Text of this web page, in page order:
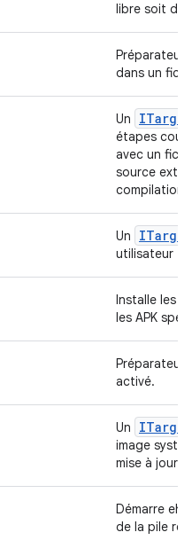
libre soit
Préparateur
dans un
Un ITarget
étapes
avec un
source
Un ITarget
utilisateur
Installe les
les APK
Préparateur
activé.
Un ITarget
image
mise à jour
Démarre
de la pile